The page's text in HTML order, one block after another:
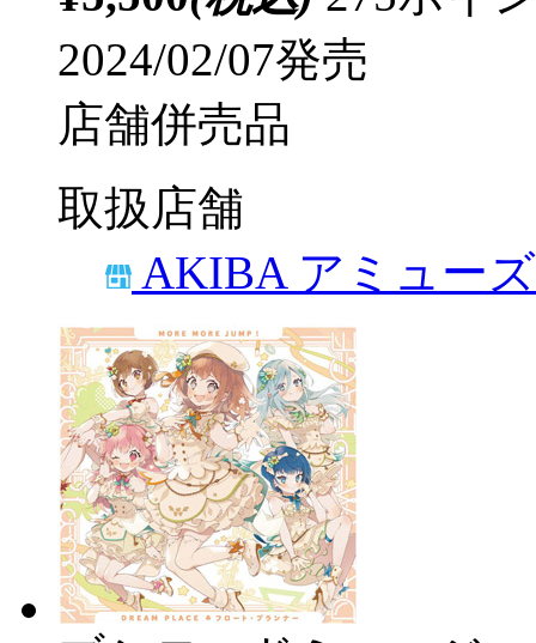
2024/02/07発売
店舗併売品
取扱店舗
AKIBA アミュー